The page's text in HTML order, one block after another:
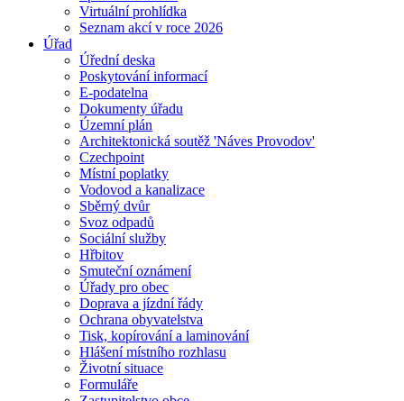
Virtuální prohlídka
Seznam akcí v roce 2026
Úřad
Úřední deska
Poskytování informací
E-podatelna
Dokumenty úřadu
Územní plán
Architektonická soutěž 'Náves Provodov'
Czechpoint
Místní poplatky
Vodovod a kanalizace
Sběrný dvůr
Svoz odpadů
Sociální služby
Hřbitov
Smuteční oznámení
Úřady pro obec
Doprava a jízdní řády
Ochrana obyvatelstva
Tisk, kopírování a laminování
Hlášení místního rozhlasu
Životní situace
Formuláře